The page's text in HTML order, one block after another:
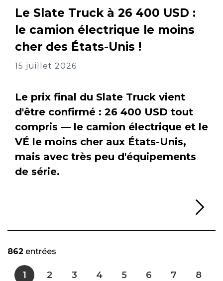
Le Slate Truck à 26 400 USD :
le camion électrique le moins
cher des États-Unis !
15 juillet 2026
Le prix final du Slate Truck vient
d'être confirmé : 26 400 USD tout
compris — le camion électrique et le
VÉ le moins cher aux États-Unis,
mais avec très peu d'équipements
de série.
862 entrées
1 2 3 4 5 6 7 8